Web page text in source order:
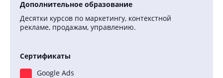
Дополнительное образование
Десятки курсов по маркетингу, контекстной
рекламе, продажам, управлению.
Сертификаты
Google Ads